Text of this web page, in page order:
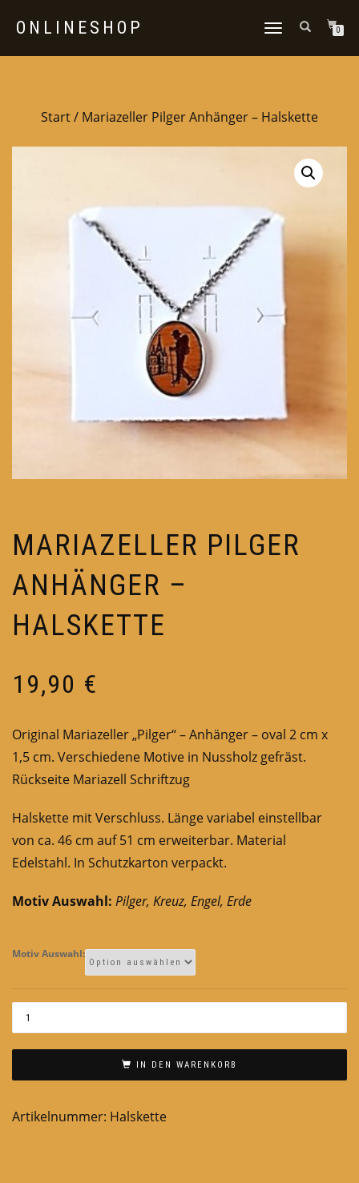
ONLINESHOP
NAVIGATION
0
Start/ Mariazeller Pilger Anhänger – Halskette
MARIAZELLER PILGER
ANHÄNGER –
HALSKETTE
19,90 €
Original Mariazeller „Pilger“ – Anhänger – oval 2 cm x
1,5 cm. Verschiedene Motive in Nussholz gefräst.
Rückseite Mariazell Schriftzug
Halskette mit Verschluss. Länge variabel einstellbar
von ca. 46 cm auf 51 cm erweiterbar. Material
Edelstahl. In Schutzkarton verpackt.
Motiv Auswahl: Pilger, Kreuz, Engel, Erde
Motiv Auswahl:
IN DEN WARENKORB
Artikelnummer: Halskette